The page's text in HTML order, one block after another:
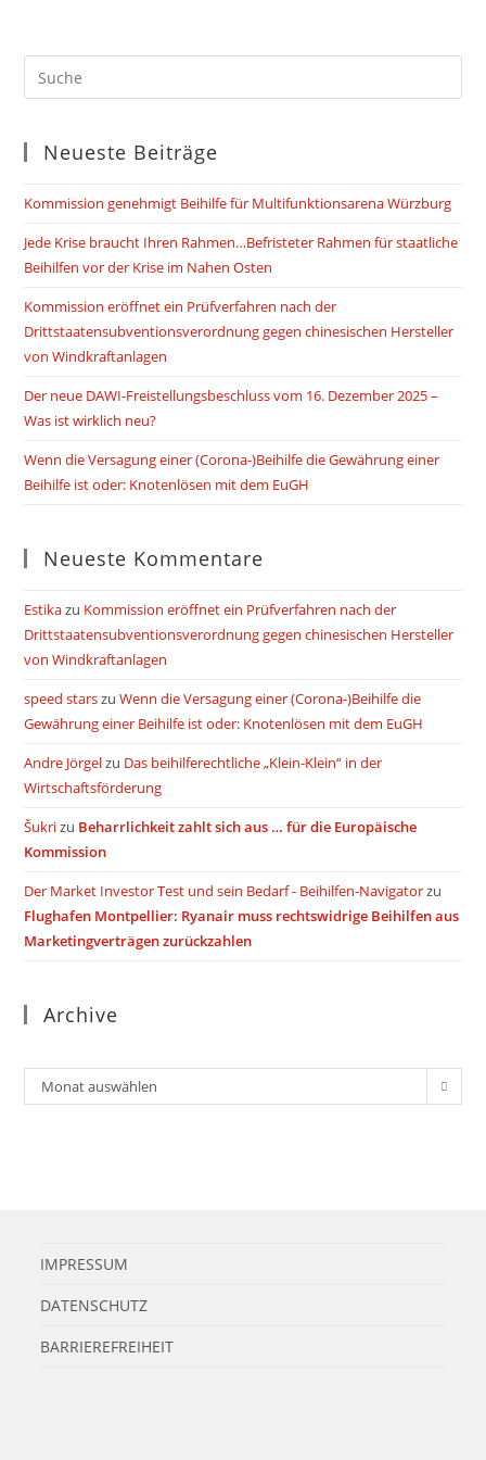
Neueste Beiträge
Kommission genehmigt Beihilfe für Multifunktionsarena Würzburg
Jede Krise braucht Ihren Rahmen…Befristeter Rahmen für staatliche
Beihilfen vor der Krise im Nahen Osten
Kommission eröffnet ein Prüfverfahren nach der
Drittstaatensubventionsverordnung gegen chinesischen Hersteller
von Windkraftanlagen
Der neue DAWI-Freistellungsbeschluss vom 16. Dezember 2025 –
Was ist wirklich neu?
Wenn die Versagung einer (Corona-)Beihilfe die Gewährung einer
Beihilfe ist oder: Knotenlösen mit dem EuGH
Neueste Kommentare
Estikazu Kommission eröffnet ein Prüfverfahren nach der
Drittstaatensubventionsverordnung gegen chinesischen Hersteller
von Windkraftanlagen
speed starszuWenn die Versagung einer (Corona-)Beihilfe die
Gewährung einer Beihilfe ist oder: Knotenlösen mit dem EuGH
Andre Jörgelzu Das beihilferechtliche „Klein-Klein“ in der
Wirtschaftsförderung
Šukrizu Beharrlichkeit zahlt sich aus … für die Europäische
Kommission
Der Market Investor Test und sein Bedarf - Beihilfen-Navigatorzu
Flughafen Montpellier: Ryanair muss rechtswidrige Beihilfen aus
Marketingverträgen zurückzahlen
Archive
Archiv
Monat auswählen
IMPRESSUM
DATENSCHUTZ
BARRIEREFREIHEIT